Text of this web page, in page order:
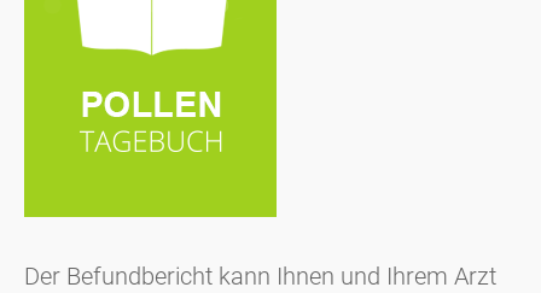
Der Befundbericht kann Ihnen und Ihrem Arzt